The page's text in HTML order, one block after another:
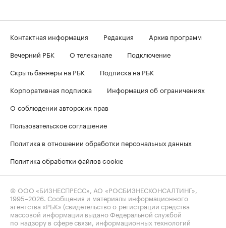
Контактная информация Редакция
Архив программ
Вечерний РБК
О телеканале
Подключение
Скрыть баннеры на РБК
Подписка на РБК
Корпоративная подписка
Информация об ограничениях
О соблюдении авторских прав
Пользовательское соглашение
Политика в отношении обработки персональных данных
Политика обработки файлов cookie
© ООО «БИЗНЕСПРЕСС», АО «РОСБИЗНЕСКОНСАЛТИНГ»,
1995–2026 . Сообщения и материалы информационного
агентства «РБК» (свидетельство о регистрации средства
массовой информации выдано Федеральной службой
по надзору в сфере связи, информационных технологий